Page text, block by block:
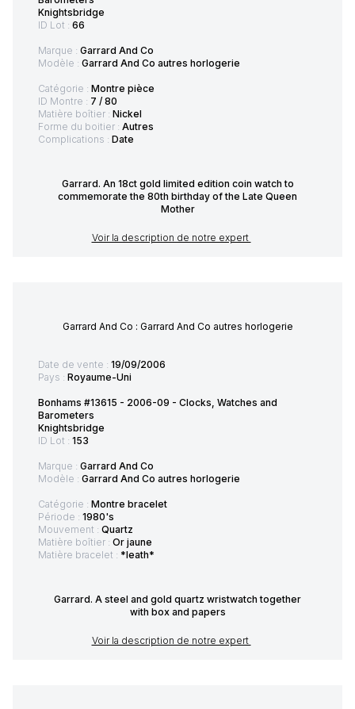
Knightsbridge
ID Lot : 66
Marque : Garrard And Co
Modèle : Garrard And Co autres horlogerie
Catégorie : Montre pièce
ID Montre : 7 / 80
Matière boîtier : Nickel
Forme du boitier : Autres
Complications : Date
Garrard. An 18ct gold limited edition coin watch to
commemorate the 80th birthday of the Late Queen
Mother
Voir la description de notre expert
Garrard And Co : Garrard And Co autres horlogerie
Date de vente : 19/09/2006
Pays : Royaume-Uni
Bonhams #13615 - 2006-09 - Clocks, Watches and
Barometers
Knightsbridge
ID Lot : 153
Marque : Garrard And Co
Modèle : Garrard And Co autres horlogerie
Catégorie : Montre bracelet
Période : 1980's
Mouvement : Quartz
Matière boîtier : Or jaune
Matière bracelet : *leath*
Garrard. A steel and gold quartz wristwatch together
with box and papers
Voir la description de notre expert